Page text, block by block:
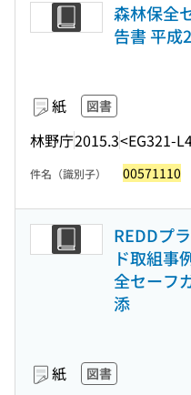
森林保全
告書 平成
紙 図書
林野庁2015.3<EG321-
件名（識別子） 00571110
REDDプ
ド取組事
全セーフ
添
紙 図書